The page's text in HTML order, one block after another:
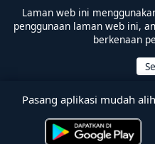
Laman web ini
penggunaan laman web ini,
berkenaan
Pasang aplikasi mudah